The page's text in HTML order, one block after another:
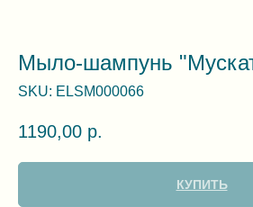
Мыло-шампунь
SKU: ELSM000066
1190,00 р.
КУПИТЬ